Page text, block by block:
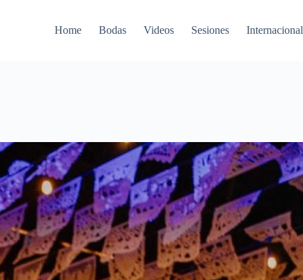
Home Bodas Videos Sesiones Internacional